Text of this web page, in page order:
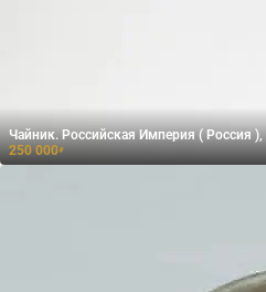
Чайник. Российская Империя ( Россия
250 000₽